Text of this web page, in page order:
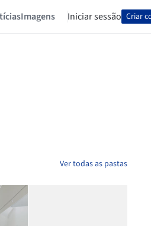
Imagens Iniciar sessão Criar
Ver todas as pastas